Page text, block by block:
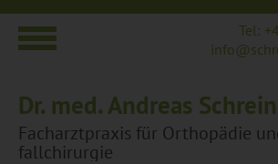
Tel:
Dr. med. An­dre­as
Fach­arzt­pra­xis für Or­tho­pä­die
fall­chi­rur­gie